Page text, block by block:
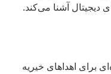
دیجیتال آشنا می‌کند.
برای اهداهای خیریه